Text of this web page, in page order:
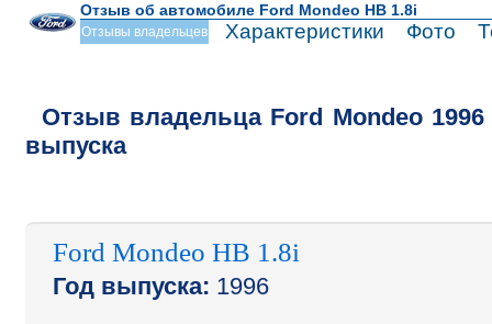
Отзыв об автомобиле Ford Mondeo HB 1.8i
Отзывы владельцев Характеристики Фото
Отзыв владельца Ford Mondeo 1996
выпуска
Ford Mondeo HB 1.8i
Год выпуска: 1996